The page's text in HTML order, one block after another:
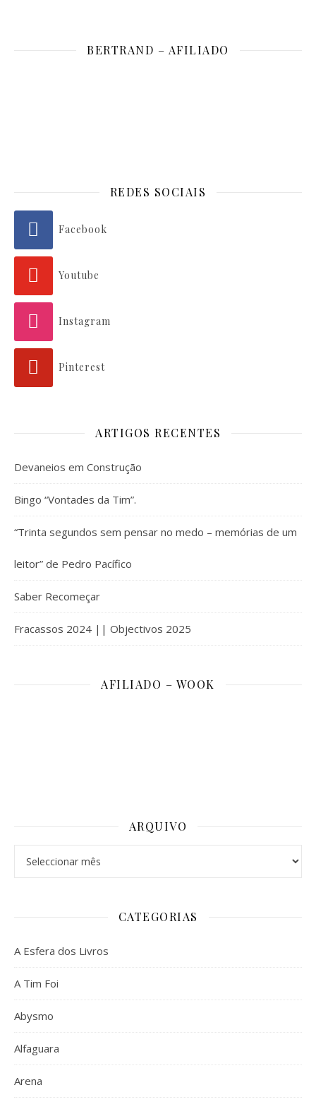
BERTRAND – AFILIADO
REDES SOCIAIS
Facebook
Youtube
Instagram
Pinterest
ARTIGOS RECENTES
Devaneios em Construção
Bingo “Vontades da Tim”.
“Trinta segundos sem pensar no medo – memórias de um
leitor” de Pedro Pacífico
Saber Recomeçar
Fracassos 2024 || Objectivos 2025
AFILIADO – WOOK
ARQUIVO
CATEGORIAS
A Esfera dos Livros
A Tim Foi
Abysmo
Alfaguara
Arena